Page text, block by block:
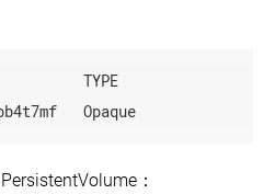
TYPE
c57bb4t7mf
：